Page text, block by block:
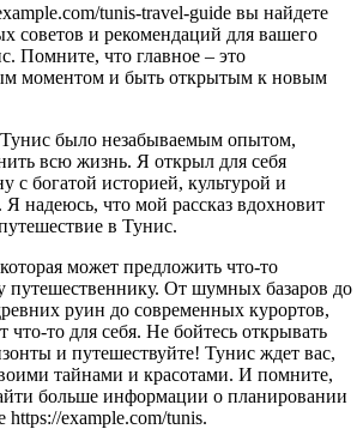
tunis-travel-guide вы найдете
советов и рекомендаций для вашего
Помните, что главное – это
моментом и быть открытым к новым
было незабываемым опытом,
всю жизнь. Я открыл для себя
с богатой историей, культурой и
надеюсь, что мой рассказ вдохновит
в Тунис.
может предложить что-то
путешественнику. От шумных базаров до
руин до современных курортов,
что-то для себя. Не бойтесь открывать
и путешествуйте! Тунис ждет вас,
тайнами и красотами. И помните,
больше информации о планировании
https://example.com/tunis.